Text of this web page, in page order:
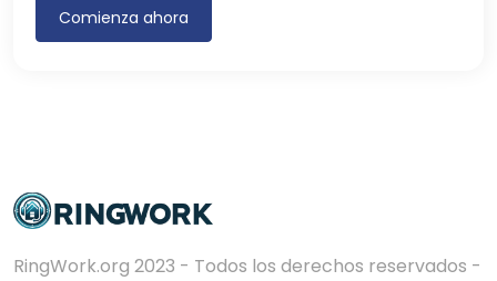
Comienza ahora
RingWork.org 2023 - Todos los derechos reservados -